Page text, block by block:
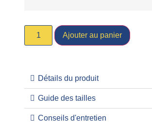
Ajouter au panier
Détails du produit
Guide des tailles
Conseils d'entretien